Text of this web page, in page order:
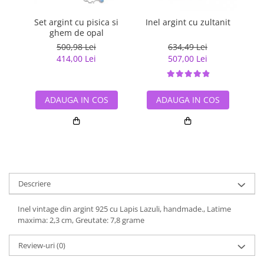
Set argint cu pisica si
ghem de opal
500,98 Lei
414,00 Lei
ADAUGA IN COS
Inel argint cu zultanit
634,49 Lei
507,00 Lei
ADAUGA IN COS
Descriere
Inel vintage din argint 925 cu Lapis Lazuli, handmade., Latime
maxima: 2,3 cm, Greutate: 7,8 grame
Review-uri(0)